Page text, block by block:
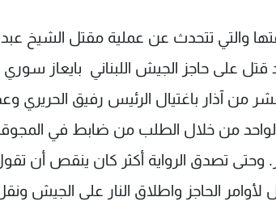
والتي تتحدث عن عملية مقتل الشيخ عبد
قتل على حاجز الجيش اللبناني بايعاز سوري
من آذار باغتيال الرئيس رفيق الحريري
من خلال الطلب من ضابط في
وحتى تصدق الرواية أكثر كان ينقص أن
لأوامر الحاجز واطلاق النار على الجيش